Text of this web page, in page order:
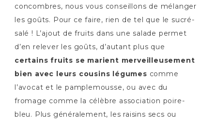
concombres, nous vous conseillons de mélanger
les goûts. Pour ce faire, rien de tel que le sucré-
salé ! L’ajout de fruits dans une salade permet
d’en relever les goûts, d’autant plus que
certains fruits se marient merveilleusement
bien avec leurs cousins légumes comme
l’avocat et le pamplemousse, ou avec du
fromage comme la célèbre association poire-
bleu. Plus généralement, les raisins secs ou